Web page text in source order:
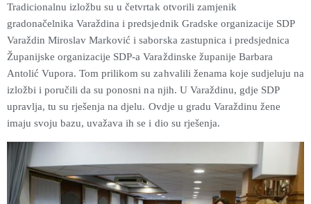
Tradicionalnu izložbu su u četvrtak otvorili zamjenik
gradonačelnika Varaždina i predsjednik Gradske organizacije SDP
Varaždin Miroslav Marković i saborska zastupnica i predsjednica
Županijske organizacije SDP-a Varaždinske županije Barbara
Antolić Vupora. Tom prilikom su zahvalili ženama koje sudjeluju na
izložbi i poručili da su ponosni na njih. U Varaždinu, gdje SDP
upravlja, tu su rješenja na djelu. Ovdje u gradu Varaždinu žene
imaju svoju bazu, uvažava ih se i dio su rješenja.